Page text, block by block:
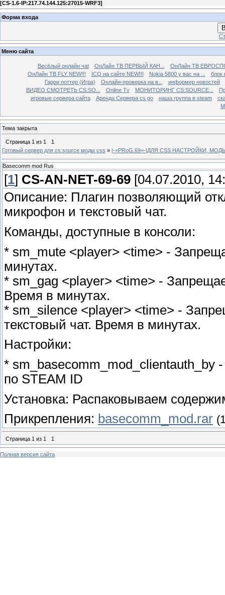
[CS-1.6-IP:217.74.144.125:27015-WRF3]
Форма входа
Меню сайта
Весёлый онлайн чаt ОнЛайн ТВ ПЕРВЫЙ КАН...
ОнЛайн ТВ
ОнЛайн ТВ FLY NEW!!!
ICQ на сайте NEW!!! Nokia 5800 у вас на ...
блок
Гарри поттер (Игра)
Онлайн-проверка на в...
информер новостей
ВИДЕО СМОТРЕТЬ CS:SO...
Online Tv МОНИТОРИНГ CS:SOURCE...
игровые сервера сайта
Аренда Сервера cs go наша группа в steam
Тема закрыта
Страница 1 из 1
1
Готовый сервер для cs:source моды css » |-=PRoG.69=-|ДЛЯ CSS НАСТРОЙКИ,
Basecomm mod Rus
[1] CS-AN-NET-69-69 [04.07.2010,
Описание: Плагин позволяющий
микрофон и текстовый чат.
Команды, доступные в консоли:
* sm_mute <player> <time> -
минутах.
* sm_gag <player> <time> -
Время в минутах.
* sm_silence <player> <time> -
текстовый чат. Время в минутах.
Настройки:
* sm_basecomm_mod_clientauth_by
по STEAM ID
Установка: Распаковываем
Прикрепления: basecomm_mod.rar
Страница 1 из 1 1
Полная версия сайта